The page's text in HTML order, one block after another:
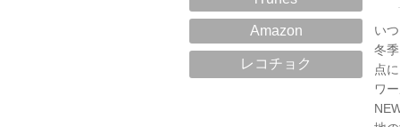
Amazon
レコチョク
い
冬
点
ワ